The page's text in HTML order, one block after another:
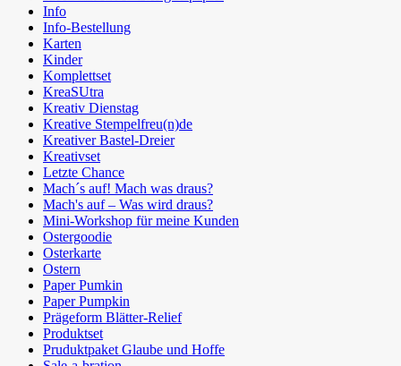
Info
Info-Bestellung
Karten
Kinder
Komplettset
KreaSUtra
Kreativ Dienstag
Kreative Stempelfreu(n)de
Kreativer Bastel-Dreier
Kreativset
Letzte Chance
Mach´s auf! Mach was draus?
Mach's auf – Was wird draus?
Mini-Workshop für meine Kunden
Ostergoodie
Osterkarte
Ostern
Paper Pumkin
Paper Pumpkin
Prägeform Blätter-Relief
Produktset
Pruduktpaket Glaube und Hoffe